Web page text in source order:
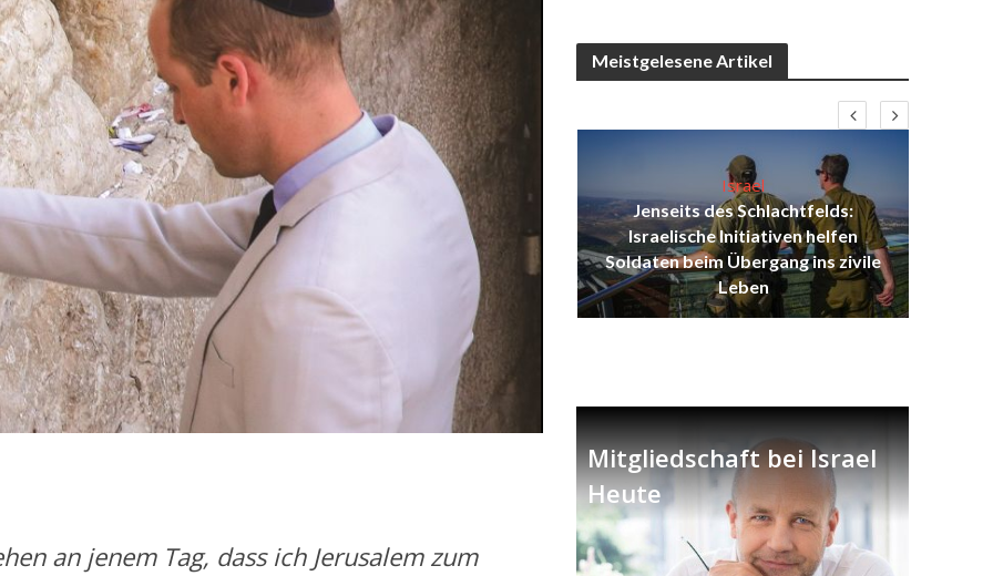
an jenem Tag, dass ich Jerusalem zum
Meistgelesene Artikel
Israel
2026: Das ist
– Vladimir Beliak
Israelische Wahlen 2026: Das ist
die Knesset – Moshe Abutbul
Israel
Jenseits des Schlachtfelds:
Israelische Initiativen helfen
Soldaten beim Übergang ins zivile
Leben
Mitgliedschaft bei Israel
Heute